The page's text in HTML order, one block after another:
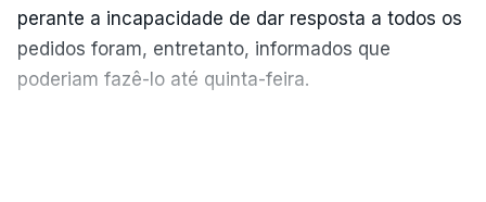
perante a incapacidade de dar resposta a todos os
pedidos foram, entretanto, informados que
poderiam fazê-lo até quinta-feira.